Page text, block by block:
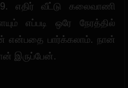
எதிர் வீட்டு கலைவாணி
எப்படி ஒரே நேரத்தில்
பார்க்கலாம். நான்
இருப்பேன்.